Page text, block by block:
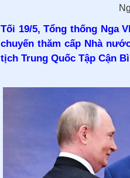
Tối 19/5, Tổng thống Nga
chuyến thăm cấp Nhà
tịch Trung Quốc Tập Cận